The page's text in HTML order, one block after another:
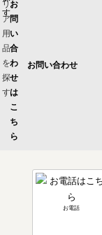
お問い合わせ
お電話